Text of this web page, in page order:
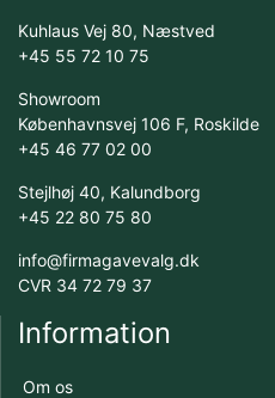
Kuhlaus Vej 80, Næstved
+45 55 72 10 75
Showroom
Københavnsvej 106 F, Roskilde
+45 46 77 02 00
Stejlhøj 40, Kalundborg
+45 22 80 75 80
info@firmagavevalg.dk
CVR 34 72 79 37
Information
Om os